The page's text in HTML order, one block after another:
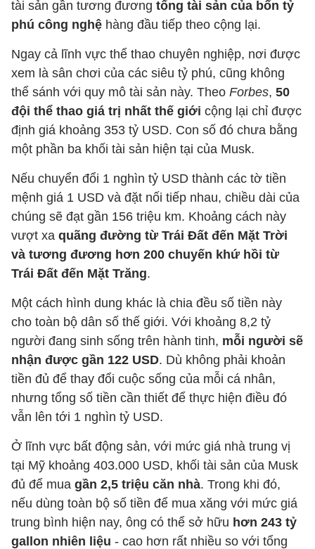
tài sản gần tương đương tổng tài sản của bốn tỷ
phú công nghệ hàng đầu tiếp theo cộng lại.
Ngay cả lĩnh vực thể thao chuyên nghiệp, nơi được
xem là sân chơi của các siêu tỷ phú, cũng không
thể sánh với quy mô tài sản này. Theo Forbes, 50
đội thể thao giá trị nhất thế giới cộng lại chỉ được
định giá khoảng 353 tỷ USD. Con số đó chưa bằng
một phần ba khối tài sản hiện tại của Musk.
Nếu chuyển đổi 1 nghìn tỷ USD thành các tờ tiền
mệnh giá 1 USD và đặt nối tiếp nhau, chiều dài của
chúng sẽ đạt gần 156 triệu km. Khoảng cách này
vượt xa quãng đường từ Trái Đất đến Mặt Trời
và tương đương hơn 200 chuyến khứ hồi từ
Trái Đất đến Mặt Trăng.
Một cách hình dung khác là chia đều số tiền này
cho toàn bộ dân số thế giới. Với khoảng 8,2 tỷ
người đang sinh sống trên hành tinh, mỗi người sẽ
nhận được gần 122 USD. Dù không phải khoản
tiền đủ để thay đổi cuộc sống của mỗi cá nhân,
nhưng tổng số tiền cần thiết để thực hiện điều đó
vẫn lên tới 1 nghìn tỷ USD.
Ở lĩnh vực bất động sản, với mức giá nhà trung vị
tại Mỹ khoảng 403.000 USD, khối tài sản của Musk
đủ để mua gần 2,5 triệu căn nhà. Trong khi đó,
nếu dùng toàn bộ số tiền để mua xăng với mức giá
trung bình hiện nay, ông có thể sở hữu hơn 243 tỷ
gallon nhiên liệu - cao hơn rất nhiều so với tổng